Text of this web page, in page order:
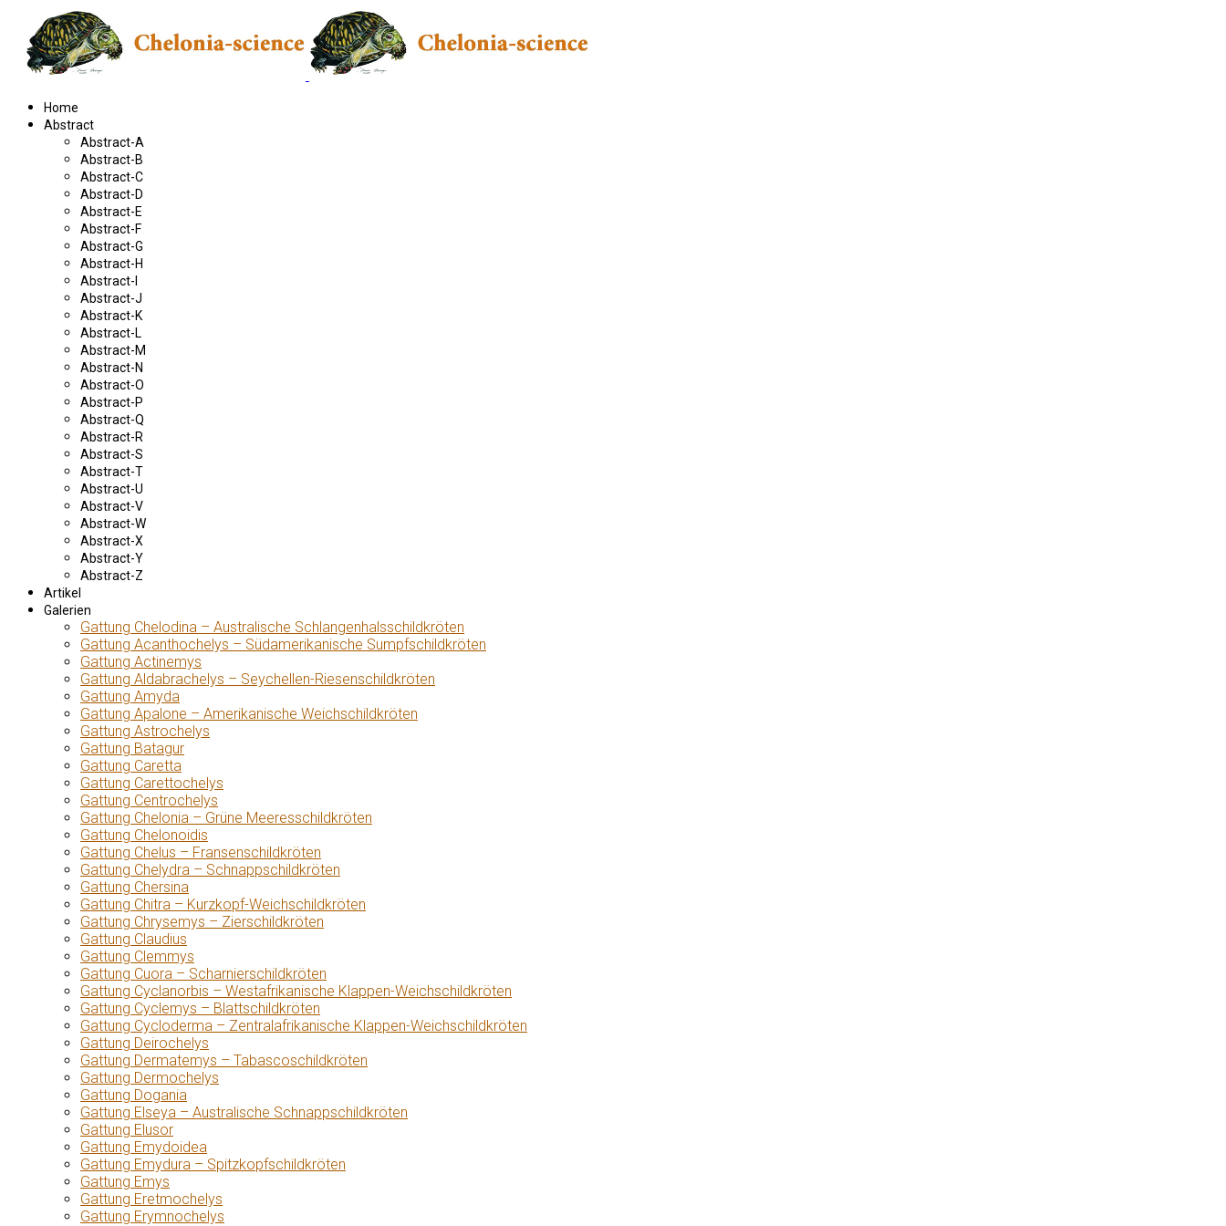
Home
Abstract
Abstract-A
Abstract-B
Abstract-C
Abstract-D
Abstract-E
Abstract-F
Abstract-G
Abstract-H
Abstract-I
Abstract-J
Abstract-K
Abstract-L
Abstract-M
Abstract-N
Abstract-O
Abstract-P
Abstract-Q
Abstract-R
Abstract-S
Abstract-T
Abstract-U
Abstract-V
Abstract-W
Abstract-X
Abstract-Y
Abstract-Z
Artikel
Galerien
Gattung Chelodina – Australische Schlangenhalsschildkröten
Gattung Acanthochelys – Südamerikanische Sumpfschildkröten
Gattung Actinemys
Gattung Aldabrachelys – Seychellen-Riesenschildkröten
Gattung Amyda
Gattung Apalone – Amerikanische Weichschildkröten
Gattung Astrochelys
Gattung Batagur
Gattung Caretta
Gattung Carettochelys
Gattung Centrochelys
Gattung Chelonia – Grüne Meeresschildkröten
Gattung Chelonoidis
Gattung Chelus – Fransenschildkröten
Gattung Chelydra – Schnappschildkröten
Gattung Chersina
Gattung Chitra – Kurzkopf-Weichschildkröten
Gattung Chrysemys – Zierschildkröten
Gattung Claudius
Gattung Clemmys
Gattung Cuora – Scharnierschildkröten
Gattung Cyclanorbis – Westafrikanische Klappen-Weichschildkröten
Gattung Cyclemys – Blattschildkröten
Gattung Cycloderma – Zentralafrikanische Klappen-Weichschildkröten
Gattung Deirochelys
Gattung Dermatemys – Tabascoschildkröten
Gattung Dermochelys
Gattung Dogania
Gattung Elseya – Australische Schnappschildkröten
Gattung Elusor
Gattung Emydoidea
Gattung Emydura – Spitzkopfschildkröten
Gattung Emys
Gattung Eretmochelys
Gattung Erymnochelys